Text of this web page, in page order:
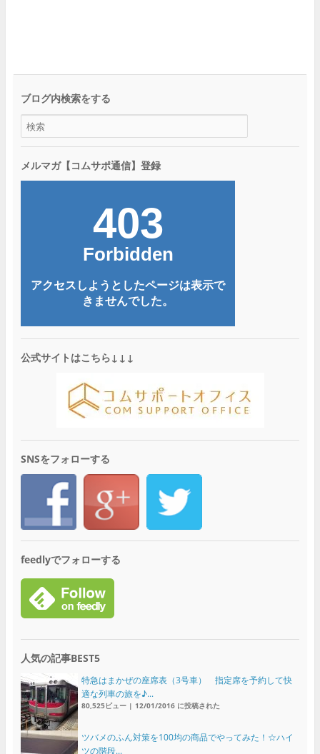
ブログ内検索をする
メルマガ【コムサポ通信】登録
公式サイトはこちら↓↓↓
SNSをフォローする
feedlyでフォローする
人気の記事BEST5
特急はまかぜの座席表（3号車） 指定席を予約して快
適な列車の旅を♪...
80,525ビュー| 12/01/2016 に投稿された
ツバメのふん対策を100均の商品でやってみた！☆ハイ
ツの階段...